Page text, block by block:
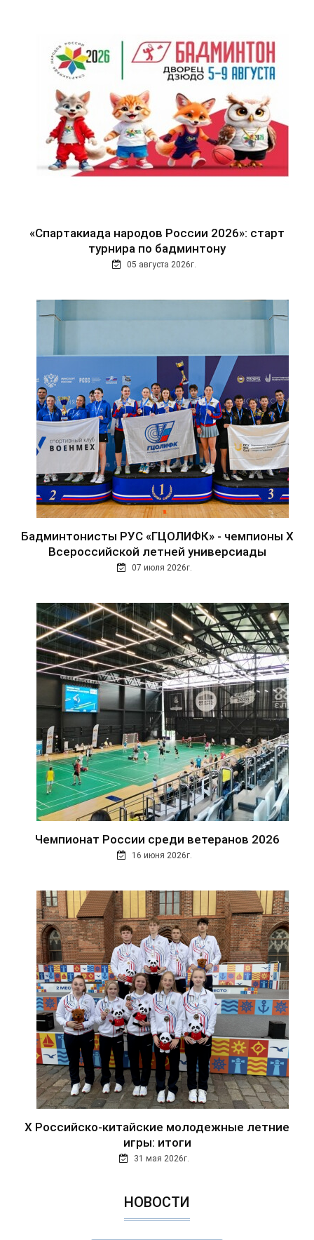
«Спартакиада народов России 2026»: старт
турнира по бадминтону
05 августа 2026г.
Бадминтонисты РУС «ГЦОЛИФК» - чемпионы Х
Всероссийской летней универсиады
07 июля 2026г.
Чемпионат России среди ветеранов 2026
16 июня 2026г.
Х Российско-китайские молодежные летние
игры: итоги
31 мая 2026г.
НОВОСТИ